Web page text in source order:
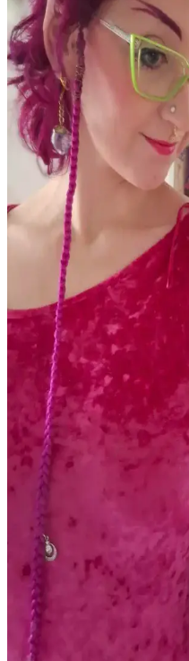
Makyajındaki Rolü
Eyeliner trendleri, yoğun
görünüme yöneliyor. Jel ve
göz farı uygulamaları ön
makyajda fark yaratıyor.
PCOS Kaynaklı Çene
Tedavi ve Bakım
Polikistik Over Sendromu
oluşan kalın tüyler, batık
epilasyon ve uygun cilt bakımı
alınmaktadır.
Gothik Makyajda Siyah
Ruj Kullanımı: Killstar
Gothik makyajda klasik siyah ve
Killstar Coven'in Psychic
ön plana çıkaran alternatif bir
Soğuk Alt Tonlu Açık
Renkleri ve Uygun
Soğuk alt tonlu açık tenliler
doğal dudak renkleri ve uygun
kullanımda tercih edilen lip
Dijital Kameralarla
Canlı ve Parlak
Dijital kameralar, metalik ve
yüksek çözünürlükte
parlak görünmesini sağlar.
önemlidir.
Mat Ruj Kullanarak